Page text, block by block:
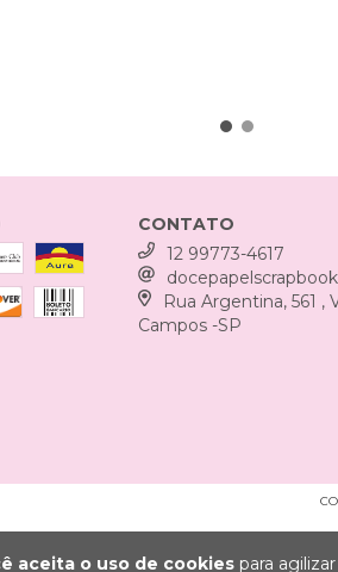
aceita o uso de cookies para
CONTATO
12 99773-4617
Rua Argentina, 561 ,
Campos -SP